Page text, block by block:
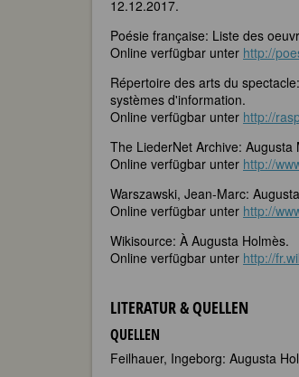
12.12.2017.
Poésie française: Liste des
Online verfügbar unter http://
Répertoire des arts du
systèmes d'information.
Online verfügbar unter http://
The LiederNet Archive:
Online verfügbar unter http://
Warszawski, Jean-Marc:
Online verfügbar unter http://
Wikisource: À Augusta Holmès.
Online verfügbar unter http://
LITERATUR & QUELLEN
QUELLEN
Feilhauer, Ingeborg: Augusta